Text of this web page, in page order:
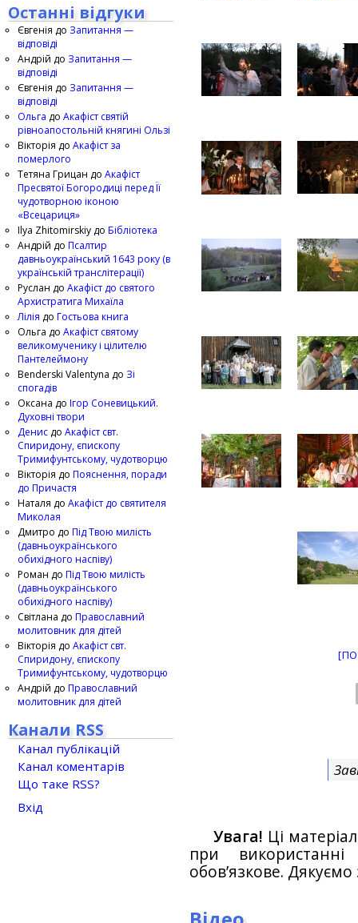
Увага! Ці
при
обов’язкове.
Останні відгуки
Євгенія до Запитання —
відповіді
Андрій до Запитання —
відповіді
Євгенія до Запитання —
відповіді
Ольга до Акафіст святій
рівноапостольній княгині Ользі
Вікторія до Акафіст за
померлого
Тетяна Грицан до Акафіст
Пресвятої Богородиці перед Її
чудотворною іконою
«Всецариця»
Ilya Zhitomirskiy до Бібліотека
Андрій до Псалтир
давньоукраїнський 1643 року (в
українській транслітерації)
Руслан до Акафіст до святого
Архистратига Михаїла
Лілія до Гостьова книга
Ольга до Акафіст святому
великомученику і цілителю
Пантелеймону
Benderski Valentyna до Зі
спогадів
Оксана до Ігор Соневицький.
Духовні твори
Денис до Акафіст свт.
Спиридону, єпископу
Тримифунтському, чудотворцю
Вікторія до Пояснення, поради
до Причастя
Наталя до Акафіст до святителя
Миколая
Дмитро до Під Твою милість
(давньоукраїнського
обихідного наспіву)
Роман до Під Твою милість
(давньоукраїнського
обихідного наспіву)
Світлана до Православний
молитовник для дітей
Вікторія до Акафіст свт.
Спиридону, єпископу
Тримифунтському, чудотворцю
Андрій до Православний
молитовник для дітей
Канали RSS
Канал публікацій
Канал коментарів
Що таке RSS?
Вхід